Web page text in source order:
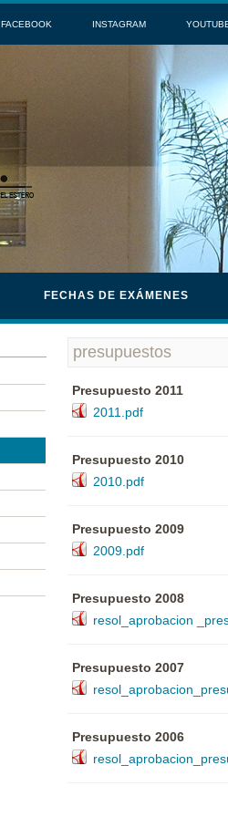
FACEBOOK INSTAGRAM
FECHAS DE EXÁMENES
presupuestos
Presupuesto 2011
2011.pdf
Presupuesto 2010
2010.pdf
Presupuesto 2009
2009.pdf
Presupuesto 2008
resol_aprobacion
Presupuesto 2007
Presupuesto 2006